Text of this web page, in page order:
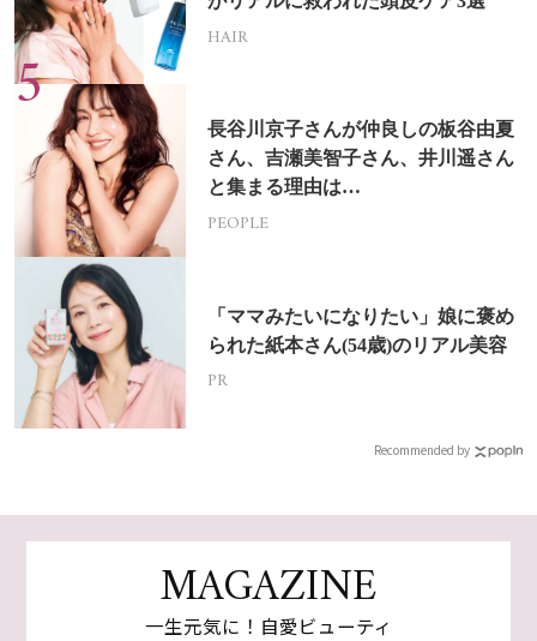
HAIR
長谷川京子さんが仲良しの板谷由夏
さん、吉瀬美智子さん、井川遥さん
と集まる理由は…
PEOPLE
「ママみたいになりたい」娘に褒め
られた紙本さん(54歳)のリアル美容
PR
Recommended by
MAGAZINE
一生元気に！自愛ビューティ